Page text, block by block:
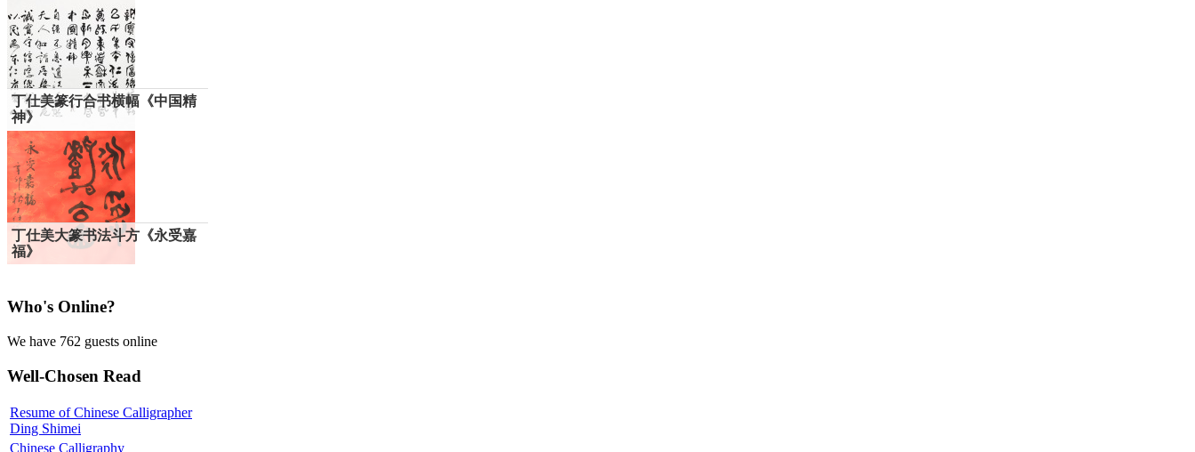
丁仕美篆行合书横幅《中国精
神》
丁仕美大篆书法斗方《永受嘉
福》
Who's Online?
We have 762 guests online
Well-Chosen Read
Resume of Chinese Calligrapher
Ding Shimei
Chinese Calligraphy